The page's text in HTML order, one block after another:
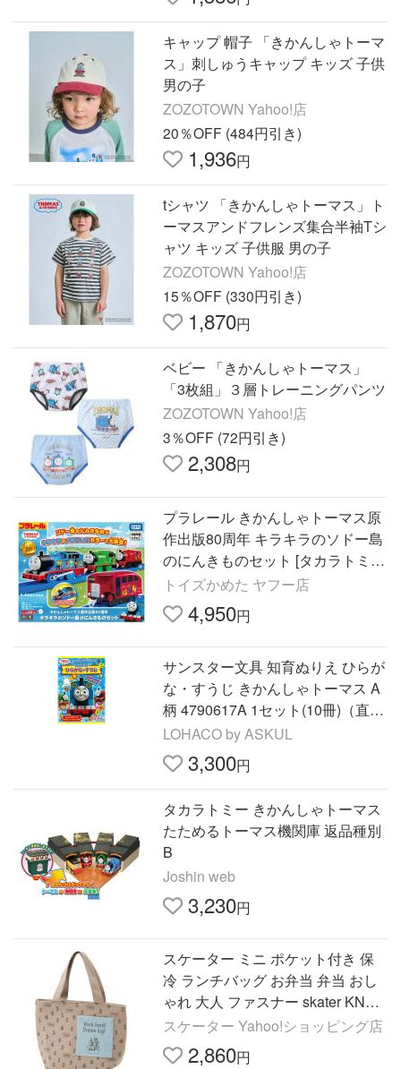
キャップ 帽子 「きかんしゃトーマ
ス」刺しゅうキャップ キッズ 子供
男の子
ZOZOTOWN Yahoo!店
20％OFF (484円引き)
1,936円
tシャツ 「きかんしゃトーマス」ト
ーマスアンドフレンズ集合半袖Tシ
ャツ キッズ 子供服 男の子
ZOZOTOWN Yahoo!店
15％OFF (330円引き)
1,870円
ベビー 「きかんしゃトーマス」
「3枚組」３層トレーニングパンツ
ZOZOTOWN Yahoo!店
3％OFF (72円引き)
2,308円
プラレール きかんしゃトーマス原
作出版80周年 キラキラのソドー島
のにんきものセット [タカラトミ
ー]
トイズかめた ヤフー店
4,950円
サンスター文具 知育ぬりえ ひらが
な・すうじ きかんしゃトーマス A
柄 4790617A 1セット(10冊)（直送
品）
LOHACO by ASKUL
3,300円
タカラトミー きかんしゃトーマス
たためるトーマス機関庫 返品種別
B
Joshin web
3,230円
スケーター ミニ ポケット付き 保
冷 ランチバッグ お弁当 弁当 おし
ゃれ 大人 ファスナー skater KNBP
2 きかんしゃトーマス オーバーワ
ーク トーマス 電車
スケーター Yahoo!ショッピング店
2,860円